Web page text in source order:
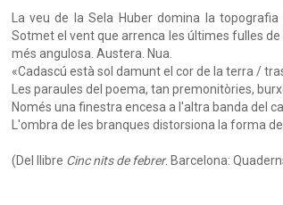
La veu de la Sela Huber domina la
Sotmet el vent que arrenca les últimes fulles
més angulosa. Austera. Nua.
«Cadascú està sol damunt el cor de la terra /
Les paraules del poema, tan premonitòries,
Només una finestra encesa a l'altra banda del
L'ombra de les branques distorsiona la forma
(Del llibre Cinc nits de febrer. Barcelona: